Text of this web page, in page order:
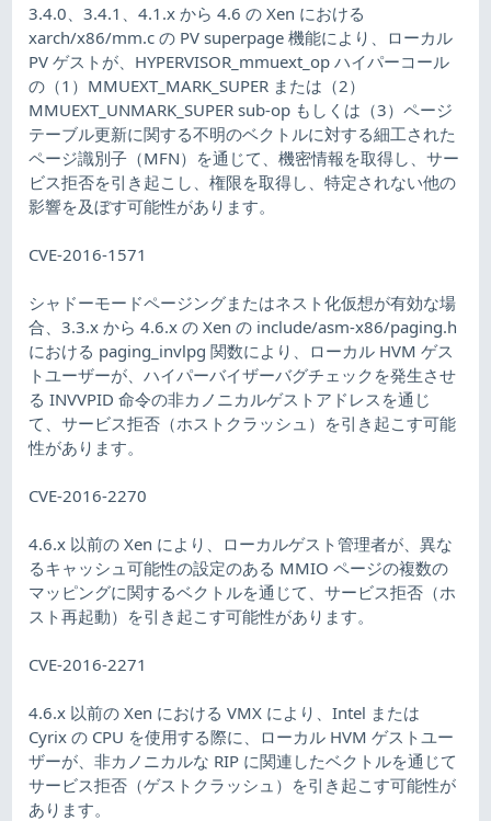
3.4.0、3.4.1、4.1.x から 4.6 の Xen における
xarch/x86/mm.c の PV superpage 機能により、ローカル
PV ゲストが、HYPERVISOR_mmuext_op ハイパーコール
の（1）MMUEXT_MARK_SUPER または（2）
MMUEXT_UNMARK_SUPER sub-op もしくは（3）ページ
テーブル更新に関する不明のベクトルに対する細工された
ページ識別子（MFN）を通じて、機密情報を取得し、サー
ビス拒否を引き起こし、権限を取得し、特定されない他の
影響を及ぼす可能性があります。
CVE-2016-1571
シャドーモードページングまたはネスト化仮想が有効な場
合、3.3.x から 4.6.x の Xen の include/asm-x86/paging.h
における paging_invlpg 関数により、ローカル HVM ゲス
トユーザーが、ハイパーバイザーバグチェックを発生させ
る INVVPID 命令の非カノニカルゲストアドレスを通じ
て、サービス拒否（ホストクラッシュ）を引き起こす可能
性があります。
CVE-2016-2270
4.6.x 以前の Xen により、ローカルゲスト管理者が、異な
るキャッシュ可能性の設定のある MMIO ページの複数の
マッピングに関するベクトルを通じて、サービス拒否（ホ
スト再起動）を引き起こす可能性があります。
CVE-2016-2271
4.6.x 以前の Xen における VMX により、Intel または
Cyrix の CPU を使用する際に、ローカル HVM ゲストユー
ザーが、非カノニカルな RIP に関連したベクトルを通じて
サービス拒否（ゲストクラッシュ）を引き起こす可能性が
あります。